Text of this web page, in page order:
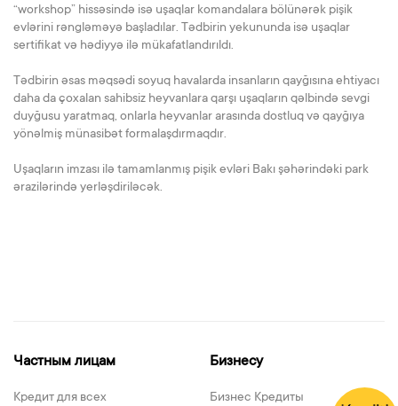
“workshop” hissəsində isə uşaqlar komandalara bölünərək pişik
evlərini rəngləməyə başladılar. Tədbirin yekununda isə uşaqlar
sertifikat və hədiyyə ilə mükafatlandırıldı.
Tədbirin əsas məqsədi soyuq havalarda insanların qayğısına ehtiyacı
daha da çoxalan sahibsiz heyvanlara qarşı uşaqların qəlbində sevgi
duyğusu yaratmaq, onlarla heyvanlar arasında dostluq və qayğıya
yönəlmiş münasibət formalaşdırmaqdır.
Uşaqların imzası ilə tamamlanmış pişik evləri Bakı şəhərindəki park
ərazilərində yerləşdiriləcək.
Частным лицам
Кредит для всех
Бизнесу
Бизнес Кредиты